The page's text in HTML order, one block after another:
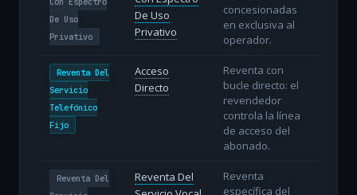
De Uso
Privativo
De Uso
Privativo
concesionadas
en exclusiva al
operador.
Reventa Del
Servicio
Telefónico
Fijo
Acceso
Directo
Reventa con
bucle directo: el
revendedor
controla la línea
de acceso del
abonado.
Reventa Del
Reventa Del
Reventa
específica del